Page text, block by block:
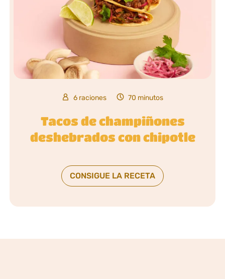
6 raciones 70 minutos
Tacos de champiñones
deshebrados con chipotle
CONSIGUE LA RECETA